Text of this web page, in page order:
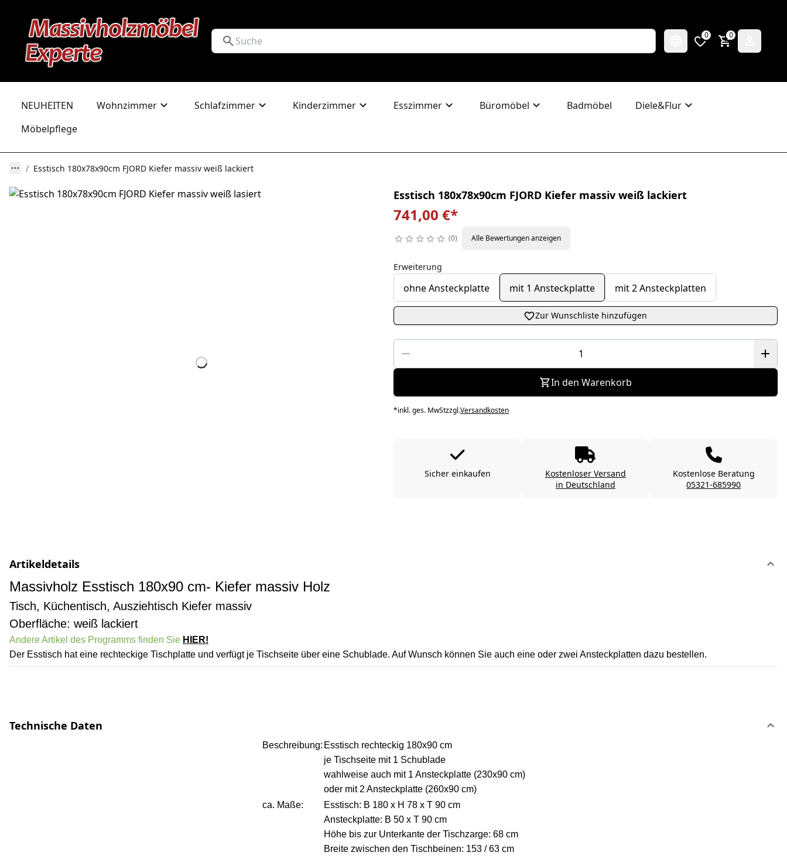
0 0
NEUHEITEN Wohnzimmer Schlafzimmer Kinderzimmer Esszimmer Büromöbel Badmöbel
Diele&Flur
Möbelpflege
Esstisch 180x78x90cm FJORD Kiefer massiv weiß lackiert
Esstisch 180x78x90cm FJORD Kiefer massiv weiß lackiert
741,00 €*
0 Alle Bewertungen anzeigen
Erweiterung
ohne Ansteckplatte mit 1 Ansteckplatte mit 2 Ansteckplatten
Zur Wunschliste hinzufügen
In den Warenkorb
*inkl. ges. MwStzzgl.Versandkosten
Sicher einkaufen
Kostenloser Versand
in Deutschland
Kostenlose Beratung
05321-685990
Artikeldetails
Massivholz Esstisch 180x90 cm- Kiefer massiv Holz
Tisch, Küchentisch, Ausziehtisch Kiefer massiv
Oberfläche: weiß lackiert
Andere Artikel des Programms finden Sie HIER!
Der Esstisch hat eine rechteckige Tischplatte und verfügt je Tischseite über eine Schublade. Auf Wunsch können Sie auch eine oder zwei Ansteckplatten dazu bestellen.
Technische Daten
Beschreibung: Esstisch rechteckig 180x90 cm
je Tischseite mit 1 Schublade
wahlweise auch mit 1 Ansteckplatte (230x90 cm)
oder mit 2 Ansteckplatte (260x90 cm)
ca. Maße:
Esstisch: B 180 x H 78 x T 90 cm
Ansteckplatte: B 50 x T 90 cm
Höhe bis zur Unterkante der Tischzarge: 68 cm
Breite zwischen den Tischbeinen: 153 / 63 cm